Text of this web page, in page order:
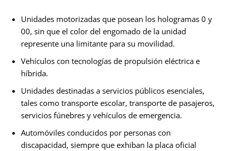
Unidades motorizadas que posean los hologramas 0 y
00, sin que el color del engomado de la unidad
represente una limitante para su movilidad.
Vehículos con tecnologías de propulsión eléctrica e
híbrida.
Unidades destinadas a servicios públicos esenciales,
tales como transporte escolar, transporte de pasajeros,
servicios fúnebres y vehículos de emergencia.
Automóviles conducidos por personas con
discapacidad, siempre que exhiban la placa oficial